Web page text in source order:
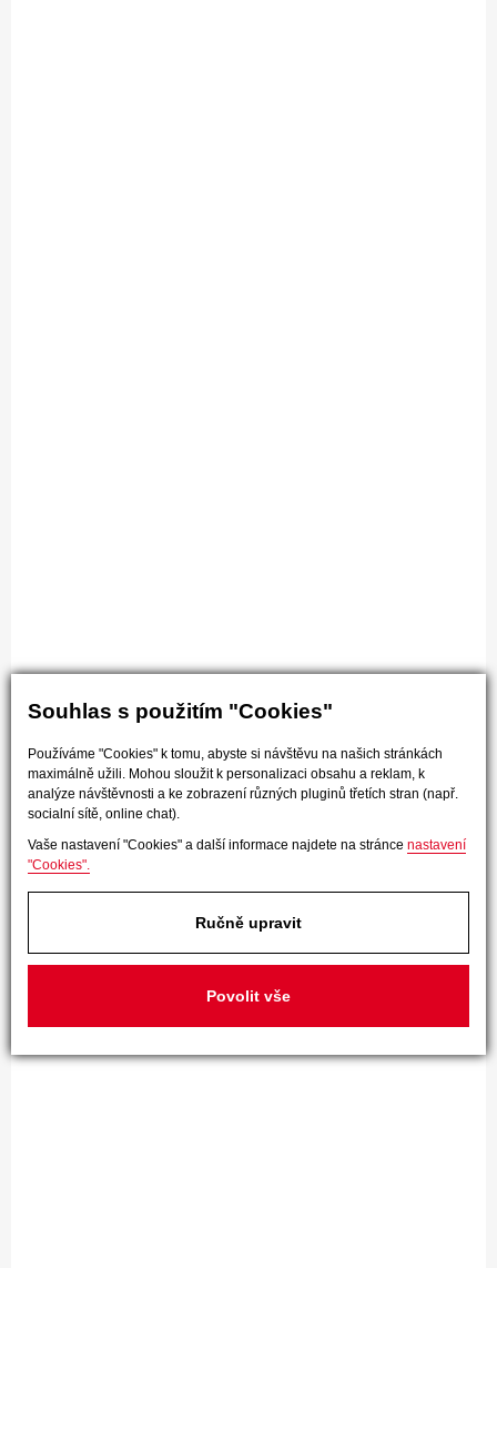
Souhlas s použitím "Cookies"
Používáme "Cookies" k tomu, abyste si návštěvu na našich stránkách
maximálně užili. Mohou sloužit k personalizaci obsahu a reklam, k
analýze návštěvnosti a ke zobrazení různých pluginů třetích stran (např.
socialní sítě, online chat).
Vaše nastavení "Cookies" a další informace najdete na stránce nastavení
"Cookies".
Ručně upravit
Povolit vše